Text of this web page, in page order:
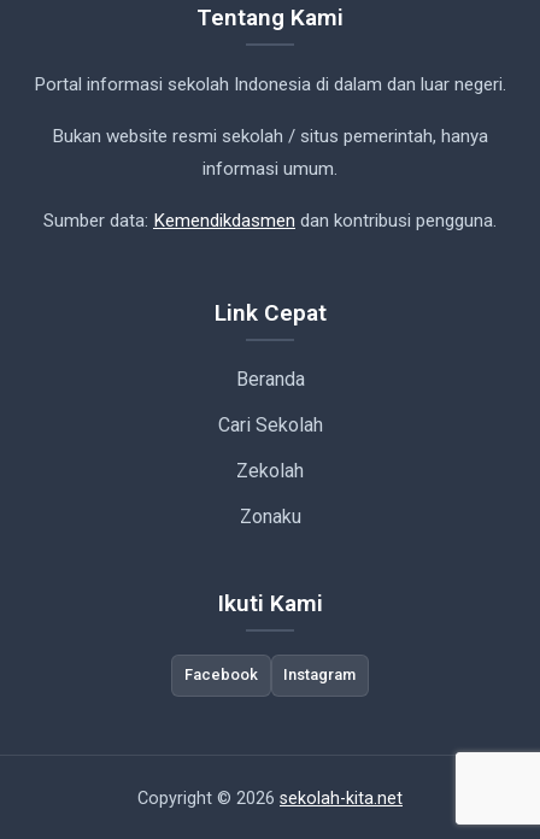
Tentang Kami
Portal informasi sekolah Indonesia di dalam dan luar negeri.
Bukan website resmi sekolah / situs pemerintah, hanya
informasi umum.
Sumber data: Kemendikdasmen dan kontribusi pengguna.
Link Cepat
Beranda
Cari Sekolah
Zekolah
Zonaku
Ikuti Kami
Facebook Instagram
Copyright © 2026 sekolah-kita.net